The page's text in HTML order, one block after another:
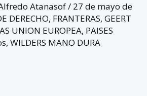
Atanasof/ 27 de mayo de
DERECHO, FRANTERAS,GEERT
UNION EUROPEA, PAISES
,WILDERS MANO DURA